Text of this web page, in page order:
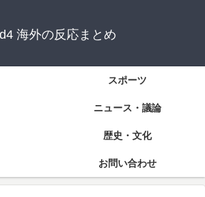
海外の反応まとめ
スポーツ
ニュース・議論
歴史・文化
お問い合わせ